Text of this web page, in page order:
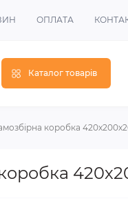
ОПЛАТА
Каталог товарів
коробка